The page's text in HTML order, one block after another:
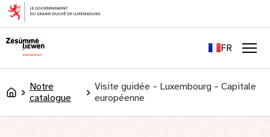
principal
FR
LU
Accueil
Notre
catalogue
Visite guidée – Luxembourg – Capitale
européenne